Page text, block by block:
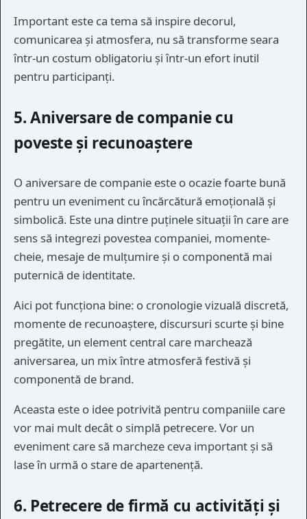
Important este ca tema să inspire decorul,
comunicarea și atmosfera, nu să transforme seara
într-un costum obligatoriu și într-un efort inutil
pentru participanți.
5. Aniversare de companie cu
poveste și recunoaștere
O aniversare de companie este o ocazie foarte bună
pentru un eveniment cu încărcătură emoțională și
simbolică. Este una dintre puținele situații în care are
sens să integrezi povestea companiei, momente-
cheie, mesaje de mulțumire și o componentă mai
puternică de identitate.
Aici pot funcționa bine: o cronologie vizuală discretă,
momente de recunoaștere, discursuri scurte și bine
pregătite, un element central care marchează
aniversarea, un mix între atmosferă festivă și
componentă de brand.
Aceasta este o idee potrivită pentru companiile care
vor mai mult decât o simplă petrecere. Vor un
eveniment care să marcheze ceva important și să
lase în urmă o stare de apartenență.
6. Petrecere de firmă cu activități și